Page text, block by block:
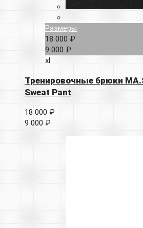
Размеры
18 000 ₽
9 000 ₽
xl
Тренировочные брюки
Sweat Pant
18 000 ₽
9 000 ₽